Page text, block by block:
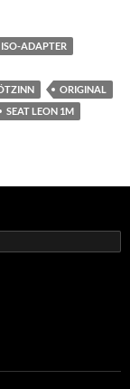
ISO-ADAPTER
ORIGINAL
SEAT LEON 1M